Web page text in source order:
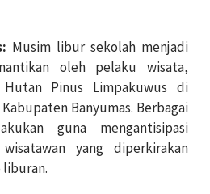
Musim libur sekolah menjadi
oleh pelaku wisata,
Pinus Limpakuwus di
Banyumas. Berbagai
guna mengantisipasi
yang diperkirakan